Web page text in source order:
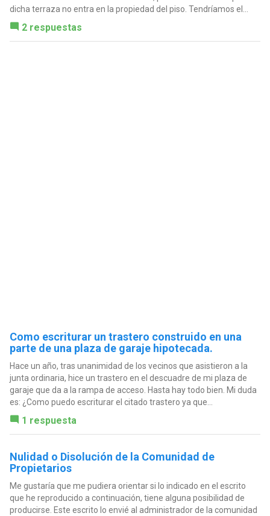
dicha terraza no entra en la propiedad del piso. Tendríamos el...
2 respuestas
Como escriturar un trastero construido en una
parte de una plaza de garaje hipotecada.
Hace un año, tras unanimidad de los vecinos que asistieron a la
junta ordinaria, hice un trastero en el descuadre de mi plaza de
garaje que da a la rampa de acceso. Hasta hay todo bien. Mi duda
es: ¿Como puedo escriturar el citado trastero ya que...
1 respuesta
Nulidad o Disolución de la Comunidad de
Propietarios
Me gustaría que me pudiera orientar si lo indicado en el escrito
que he reproducido a continuación, tiene alguna posibilidad de
producirse. Este escrito lo envié al administrador de la comunidad